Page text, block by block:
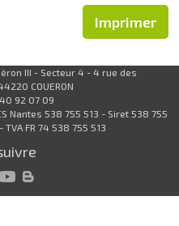
Imprimer
III - Secteur 4 - 4 rue des
COUERON
92 07 09
Nantes 538 755 513 - Siret 538 755
FR 74 538 755 513